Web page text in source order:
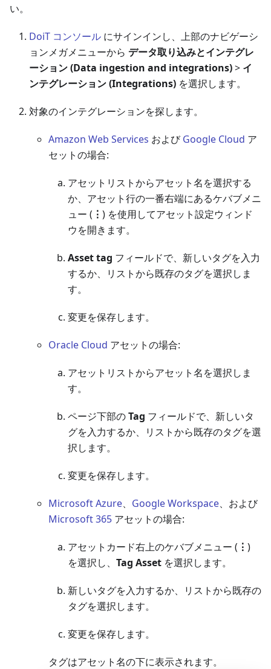
い。
DoiT コンソール にサインインし、上部のナビゲーシ
ョンメガメニューから データ取り込みとインテグレ
ーション (Data ingestion and integrations)> イ
ンテグレーション (Integrations) を選択します。
対象のインテグレーションを探します。
Amazon Web Services およびGoogle Cloud ア
セットの場合:
アセットリストからアセット名を選択する
か、アセット行の一番右端にあるケバブメニ
ュー ( ⋮ ) を使用してアセット設定ウィンド
ウを開きます。
Asset tag フィールドで、新しいタグを入力
するか、リストから既存のタグを選択しま
す。
変更を保存します。
Oracle Cloud アセットの場合:
アセットリストからアセット名を選択しま
す。
ページ下部のTag フィールドで、新しいタ
グを入力するか、リストから既存のタグを選
択します。
変更を保存します。
Microsoft Azure、 Google Workspace、および
Microsoft 365 アセットの場合:
アセットカード右上のケバブメニュー ( ⋮ )
を選択し、 Tag Asset を選択します。
新しいタグを入力するか、リストから既存の
タグを選択します。
変更を保存します。
タグはアセット名の下に表示されます。